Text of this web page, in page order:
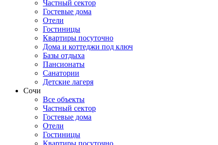
Частный сектор
Гостевые дома
Отели
Гостиницы
Квартиры посуточно
Дома и коттеджи под ключ
Базы отдыха
Пансионаты
Санатории
Детские лагеря
Сочи
Все объекты
Частный сектор
Гостевые дома
Отели
Гостиницы
Квартиры посуточно